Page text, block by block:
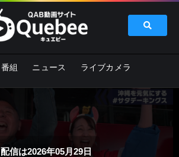
番組 ニュース ライブカメラ
配信は2026年05月29日